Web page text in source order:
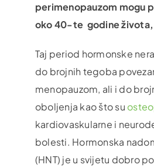
perimenopauzom mogu
oko 40-te godine života,
Taj period hormonske
do brojnih tegoba
menopauzom, ali i do
oboljenja kao što su
kardiovaskularne i
bolesti. Hormonska
(HNT) je u svijetu dobro